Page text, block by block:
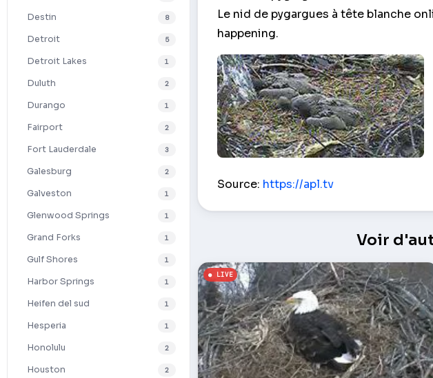
Destin 8
Detroit 5
Detroit Lakes 1
Duluth 2
Durango 1
Fairport 2
Fort Lauderdale 3
Galesburg 2
Galveston 1
Glenwood Springs 1
Grand Forks 1
Gulf Shores 1
Harbor Springs 1
Heifen del sud 1
Hesperia 1
Honolulu 2
Houston 2
Le nid de pygargues à tête blanche
happening.
Source: https://apl.tv
Voir